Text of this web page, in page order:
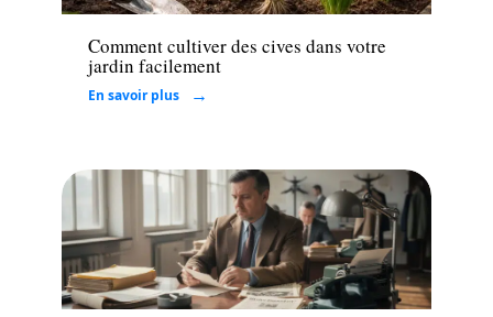
Comment cultiver des cives dans votre
jardin facilement
En savoir plus
Loisirs